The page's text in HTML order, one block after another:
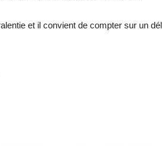
et il convient de compter sur un